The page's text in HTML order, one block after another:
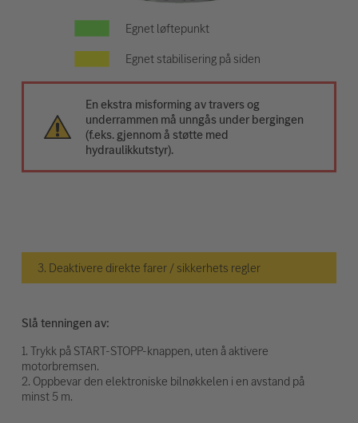
Egnet løftepunkt
Egnet stabilisering på siden
En ekstra misforming av travers og
underrammen må unngås under bergingen
(f.eks. gjennom å støtte med
hydraulikkutstyr).
3. Deaktivere direkte farer / sikkerhets regler
Slå tenningen av:
1. Trykk på START-STOPP-knappen, uten å aktivere
motorbremsen.
2. Oppbevar den elektroniske bilnøkkelen i en avstand på
minst 5 m.